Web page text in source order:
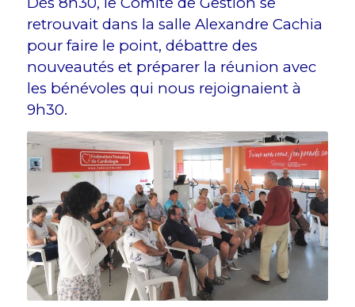
retrouvait dans la salle Alexandre Cachia
pour faire le point, débattre des
nouveautés et préparer la réunion avec
les bénévoles qui nous rejoignaient à
9h30.